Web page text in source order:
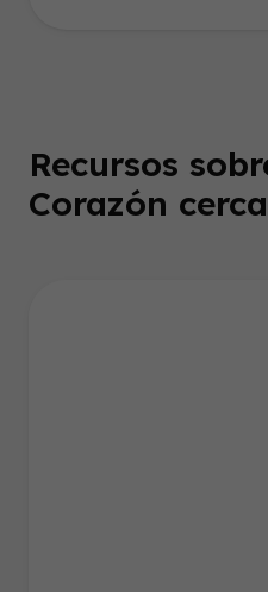
Recursos
Corazón